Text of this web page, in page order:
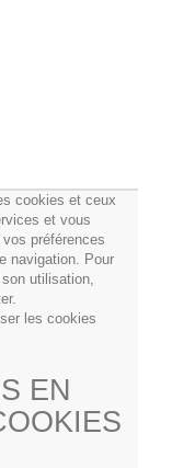
cookies et ceux
et vous
préférences
navigation. Pour
utilisation,
les cookies
EN